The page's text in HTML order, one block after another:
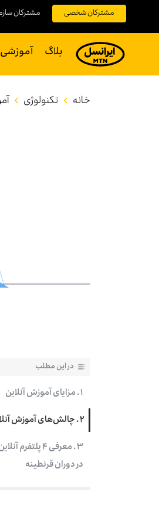
مشترکان شخصی مشترکان
بلاگ آموزشی
خانه تکنولوژی
در این مطلب
۱ . مزایای آموزش آنلاین
۲ . چالش‌های آموزش آنلاین
۳ . معرفی ۴
در دوران قرنطینه